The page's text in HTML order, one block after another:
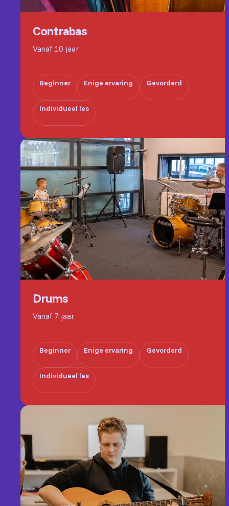
Contrabas
Vanaf 10 jaar
Beginner Enige ervaring Gevorderd
Individueel les
Drums
Vanaf 7 jaar
Beginner Enige ervaring Gevorderd
Individueel les